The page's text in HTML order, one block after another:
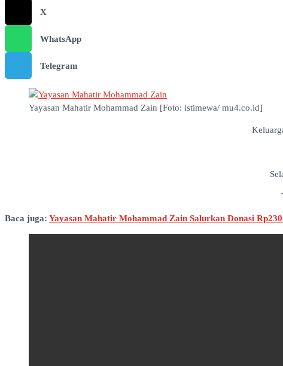
X
WhatsApp
Telegram
Yayasan Mahatir Mohammad Zain [Foto: istimewa/ mu4.co.id]
Baca juga: Yayasan Mahatir Mohammad Zain Salurkan Donasi